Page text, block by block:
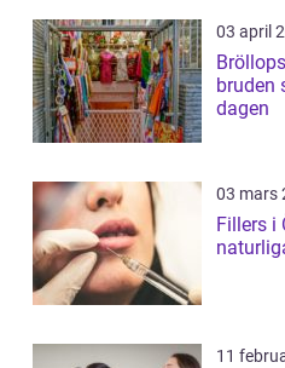
03 april
bruden
dagen
03 mars
Fillers i
11